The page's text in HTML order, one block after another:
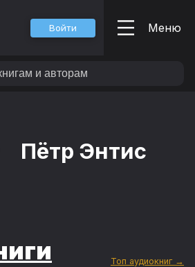
Войти Меню
Пётр Энтис
Топ аудиокниг →